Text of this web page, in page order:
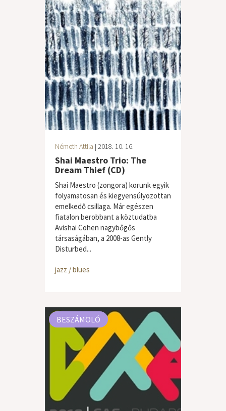
Németh Attila | 2018. 10. 16.
Shai Maestro Trio: The
Dream Thief (CD)
Shai Maestro (zongora) korunk egyik
folyamatosan és kiegyensúlyozottan
emelkedő csillaga. Már egészen
fiatalon berobbant a köztudatba
Avishai Cohen nagybőgős
társaságában, a 2008-as Gently
Disturbed...
jazz / blues
BESZÁMOLÓ